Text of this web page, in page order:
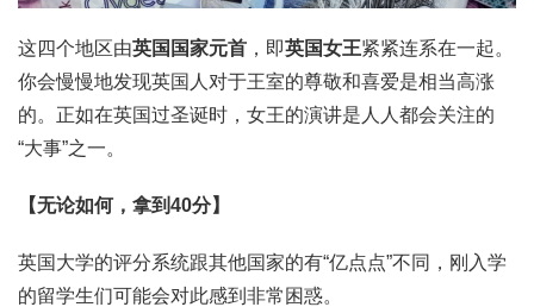
这四个地区由英国国家元首 ，即英国女王紧紧连系在一起。
你会慢慢地发现英国人对于王室的尊敬和喜爱是相当高涨
的。正如在英国过圣诞时，女王的演讲是人人都会关注的
“大事”之一。
【无论如何，拿到40分】
英国大学的评分系统跟其他国家的有“亿点点”不同，刚入学
的留学生们可能会对此感到非常困惑。